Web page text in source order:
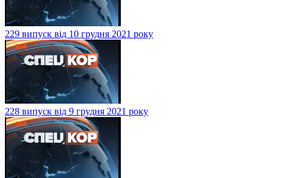
229 випуск від 10 грудня 2021 року
228 випуск від 9 грудня 2021 року